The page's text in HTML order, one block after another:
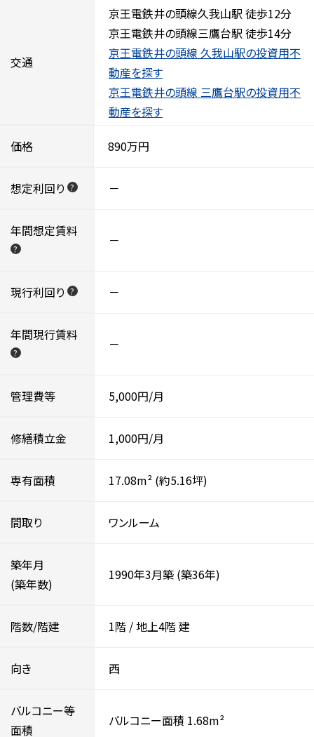
交通
京王電鉄井の頭線久我山駅 徒歩12分
京王電鉄井の頭線三鷹台駅 徒歩14分
京王電鉄井の頭線 久我山駅の投資用不
動産を探す
京王電鉄井の頭線 三鷹台駅の投資用不
動産を探す
価格 890万円
想定利回り ? －
年間想定賃料
? －
現行利回り ? －
年間現行賃料
? －
管理費等 5,000円/月
修繕積立金 1,000円/月
専有面積 17.08m² (約5.16坪)
間取り ワンルーム
築年月
(築年数)
1990年3月築 (築36年)
階数/階建 1階 /地上4階建
向き 西
バルコニー等
面積
バルコニー面積 1.68m²